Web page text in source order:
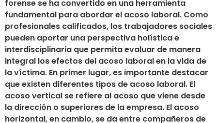
forense se ha convertido en una herramienta
fundamental para abordar el acoso laboral. Como
profesionales calificados, los trabajadores sociales
pueden aportar una perspectiva holística e
interdisciplinaria que permita evaluar de manera
integral los efectos del acoso laboral en la vida de
la víctima. En primer lugar, es importante destacar
que existen diferentes tipos de acoso laboral. El
acoso vertical se refiere al acoso que viene desde
la dirección o superiores de la empresa. El acoso
horizontal, en cambio, se da entre compañeros de